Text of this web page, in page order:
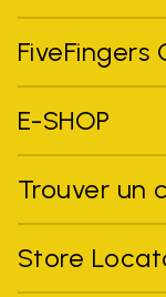
FiveFingers
E-SHOP
Trouver un
Store